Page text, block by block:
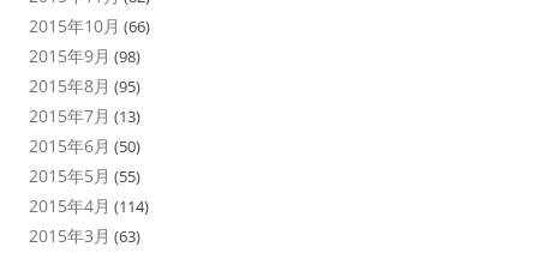
2015年10月 (66)
2015年9月 (98)
2015年8月 (95)
2015年7月 (13)
2015年6月 (50)
2015年5月 (55)
2015年4月 (114)
2015年3月 (63)